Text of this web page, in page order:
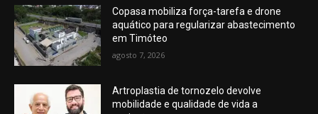
Copasa mobiliza força-tarefa e drone
aquático para regularizar abastecimento
em Timóteo
agosto 7, 2026
Artroplastia de tornozelo devolve
mobilidade e qualidade de vida a